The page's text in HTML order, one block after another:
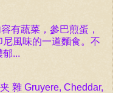
有蔬菜，參巴煎蛋，
風味的一道麵食。不
...
夹 雜 Gruyere, Cheddar,